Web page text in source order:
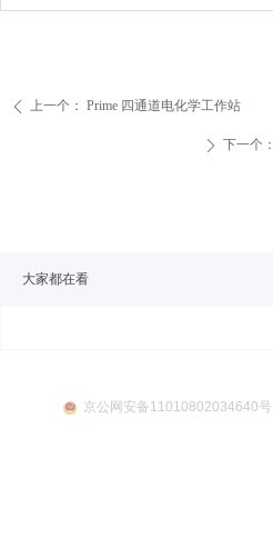
大家都在看
ꄴ 上一个： Prime 四通道电化学工作站
ꄲ 下一个：
京公网安备11010802034640号